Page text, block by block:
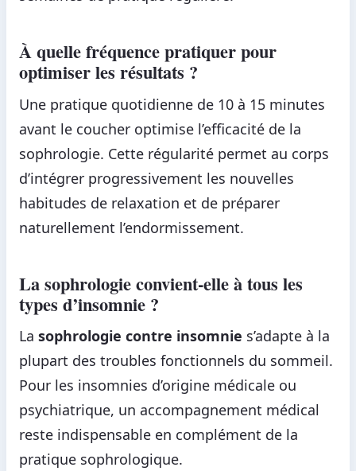
À quelle fréquence pratiquer pour
optimiser les résultats ?
Une pratique quotidienne de 10 à 15 minutes
avant le coucher optimise l’efficacité de la
sophrologie. Cette régularité permet au corps
d’intégrer progressivement les nouvelles
habitudes de relaxation et de préparer
naturellement l’endormissement.
La sophrologie convient-elle à tous les
types d’insomnie ?
La sophrologie contre insomnie s’adapte à la
plupart des troubles fonctionnels du sommeil.
Pour les insomnies d’origine médicale ou
psychiatrique, un accompagnement médical
reste indispensable en complément de la
pratique sophrologique.